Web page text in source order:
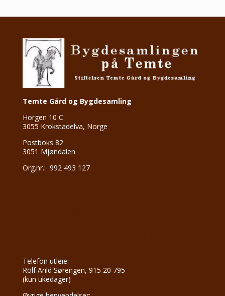
Temte Gård og Bygdesamling
Horgen 10 C
3055 Krokstadelva, Norge
Postboks 82
3051 Mjøndalen
Org.nr.: 992 493 127
Telefon utleie:
Rolf Arild Sørengen, 915 20 795
(kun ukedager)